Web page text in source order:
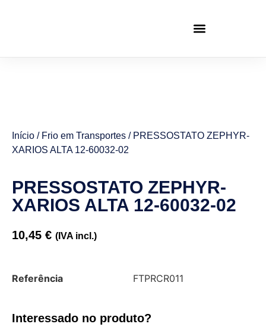
Início / Frio em Transportes / PRESSOSTATO ZEPHYR-
XARIOS ALTA 12-60032-02
PRESSOSTATO ZEPHYR-
XARIOS ALTA 12-60032-02
10,45 € (IVA incl.)
Referência FTPRCR011
Interessado no produto?